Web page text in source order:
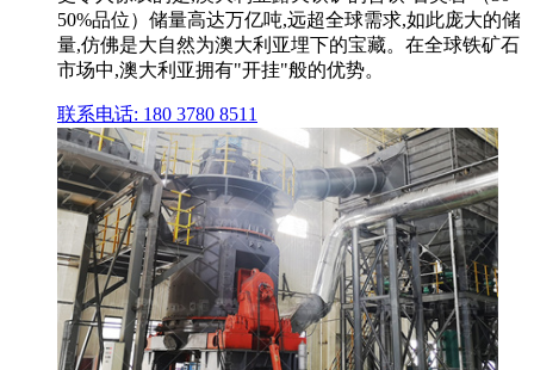
50%品位）储量高达万亿吨,远超全球需求,如此庞大的储
量,仿佛是大自然为澳大利亚埋下的宝藏。在全球铁矿石
市场中,澳大利亚拥有"开挂"般的优势。
联系电话: 180 3780 8511